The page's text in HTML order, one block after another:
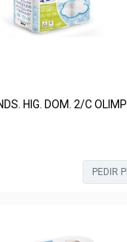
HIG. DOM. 2/C
PEDIR